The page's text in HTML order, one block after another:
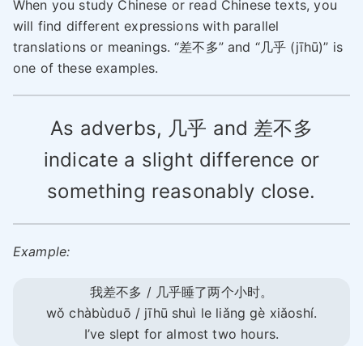
When you study Chinese or read Chinese texts, you
will find different expressions with parallel
translations or meanings. “差不多” and “几乎 (jīhū)” is
one of these examples.
As adverbs, 几乎 and 差不多
indicate a slight difference or
something reasonably close.
Example:
我差不多 / 几乎睡了两个小时。
wǒ chàbùduō / jīhū shuì le liǎnɡ ɡè xiǎoshí.
I’ve slept for almost two hours.